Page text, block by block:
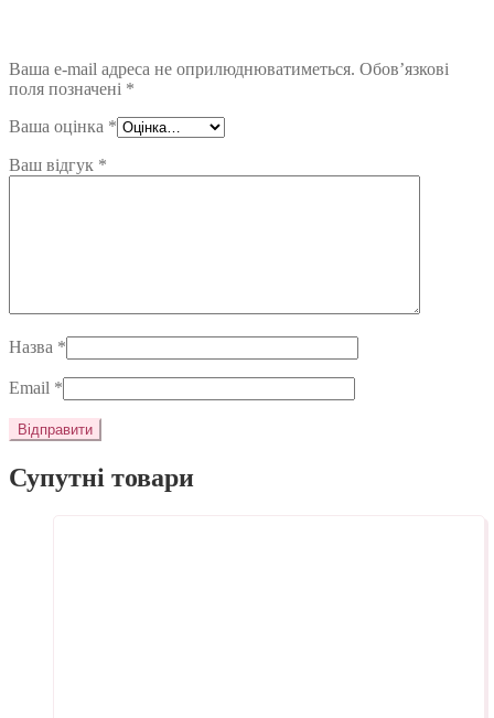
Ваша e-mail адреса не оприлюднюватиметься. Обов’язкові
поля позначені *
Ваша оцінка *
Ваш відгук *
Назва *
Email *
Супутні товари